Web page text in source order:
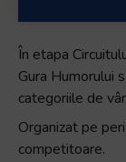
One
Accessibility
screen
reader,
"Ctrl
În etapa
Gura Humorului
categoriile de
Organizat pe
competitoare.